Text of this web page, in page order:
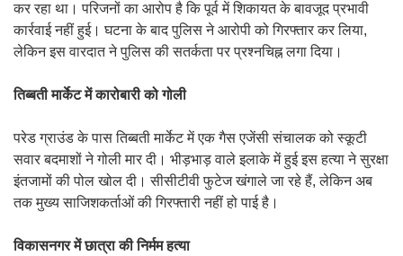
कर रहा था। परिजनों का आरोप है कि पूर्व में शिकायत के बावजूद प्रभावी
कार्रवाई नहीं हुई। घटना के बाद पुलिस ने आरोपी को गिरफ्तार कर लिया,
लेकिन इस वारदात ने पुलिस की सतर्कता पर प्रश्नचिह्न लगा दिया।
तिब्बती मार्केट में कारोबारी को गोली
परेड ग्राउंड के पास तिब्बती मार्केट में एक गैस एजेंसी संचालक को स्कूटी
सवार बदमाशों ने गोली मार दी। भीड़भाड़ वाले इलाके में हुई इस हत्या ने सुरक्षा
इंतजामों की पोल खोल दी। सीसीटीवी फुटेज खंगाले जा रहे हैं, लेकिन अब
तक मुख्य साजिशकर्ताओं की गिरफ्तारी नहीं हो पाई है।
विकासनगर में छात्रा की निर्मम हत्या